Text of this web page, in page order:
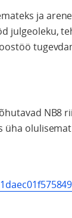
ja
julgeoleku,
NB8
üha